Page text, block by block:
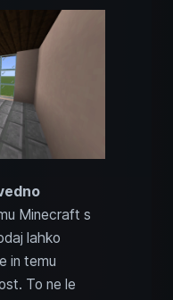
Minecraft s
lahko
in temu
To ne le